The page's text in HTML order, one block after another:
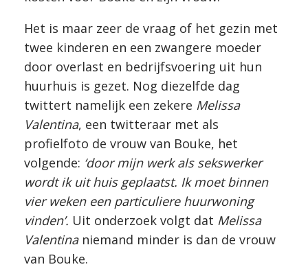
Het is maar zeer de vraag of het gezin met
twee kinderen en een zwangere moeder
door overlast en bedrijfsvoering uit hun
huurhuis is gezet. Nog diezelfde dag
twittert namelijk een zekere Melissa
Valentina, een twitteraar met als
profielfoto de vrouw van Bouke, het
volgende: ‘door mijn werk als sekswerker
wordt ik uit huis geplaatst. Ik moet binnen
vier weken een particuliere huurwoning
vinden’. Uit onderzoek volgt dat Melissa
Valentinaniemand minder is dan de vrouw
van Bouke.